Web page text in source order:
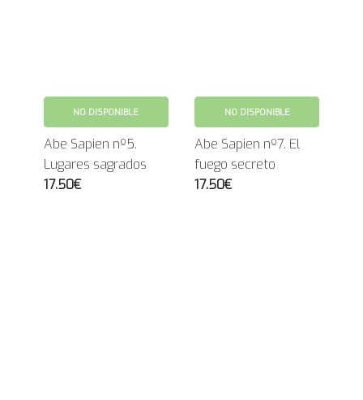
NO DISPONIBLE
Abe Sapien nº5.
Lugares sagrados
17.50€
NO DISPONIBLE
Abe Sapien nº7. El
fuego secreto
17.50€